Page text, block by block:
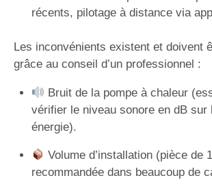
récents, pilotage à distance via
Les inconvénients existent et doivent
grâce au conseil d’un professionnel :
Bruit de la pompe à chaleur
vérifier le niveau sonore en dB sur
énergie).
Volume d’installation (pièce de
recommandée dans beaucoup de